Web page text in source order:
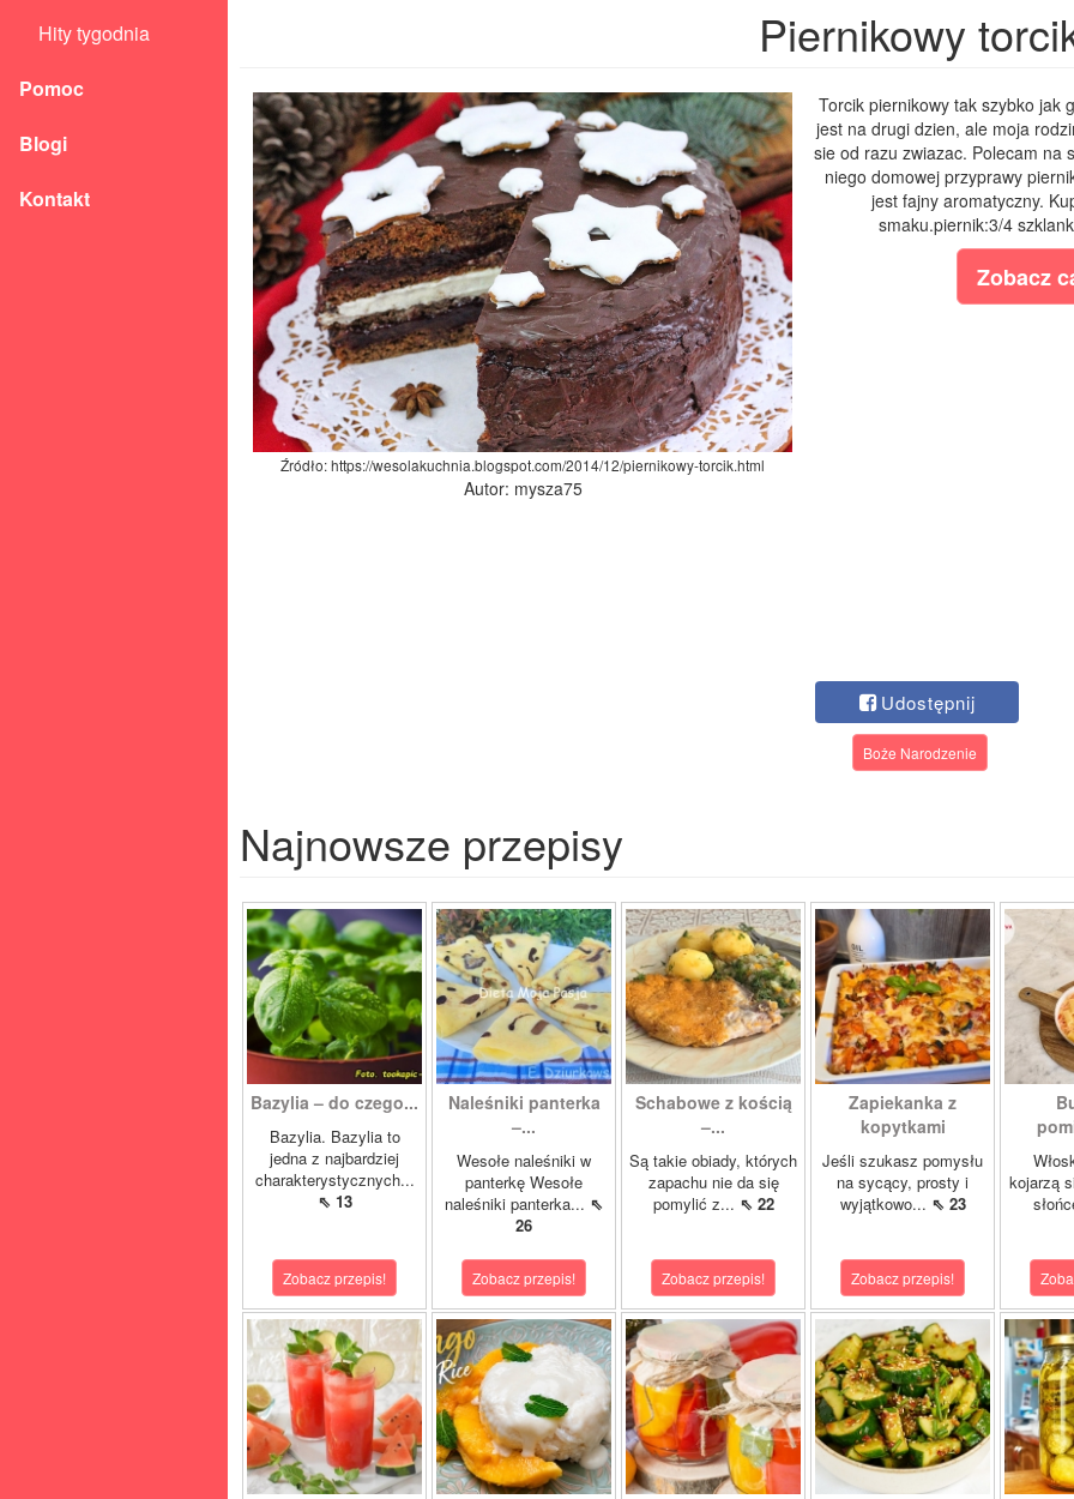
Hity tygodnia
Pomoc
Blogi
Kontakt
Piernikowy
Źródło: https://wesolakuchnia.blogspot.com/2014/12/piernikowy-torcik.html
Autor: mysza75
Torcik piernikowy tak szybko jak
jest na drugi dzien, ale moja
sie od razu zwiazac. Polecam na
niego domowej przyprawy
jest fajny aromatyczny.
smaku.piernik:3/4
Zobacz
Udostępnij
Boże Narodzenie
Najnowsze przepisy
Bazylia – do czego...
Bazylia. Bazylia to
jedna z najbardziej
charakterystycznych...
⇖ 13
Zobacz przepis!
Naleśniki panterka
–...
Wesołe naleśniki w
panterkę Wesołe
naleśniki panterka... ⇖
26
Zobacz przepis!
Schabowe z kością
–...
Są takie obiady, których
zapachu nie da się
pomylić z... ⇖ 22
Zobacz przepis!
Zapiekanka z
kopytkami
Jeśli szukasz pomysłu
na sycący, prosty i
wyjątkowo... ⇖ 23
Zobacz przepis!
kojarzą